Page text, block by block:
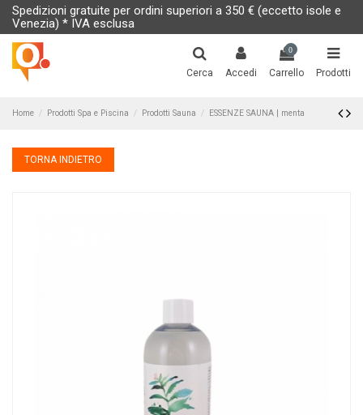
Spedizioni gratuite per ordini superiori a 350 € (eccetto isole e
Venezia) * IVA esclusa
Cerca Accedi
0
Carrello Prodotti
Home Prodotti Spa e Piscina Prodotti Sauna ESSENZE SAUNA | menta
TORNA INDIETRO